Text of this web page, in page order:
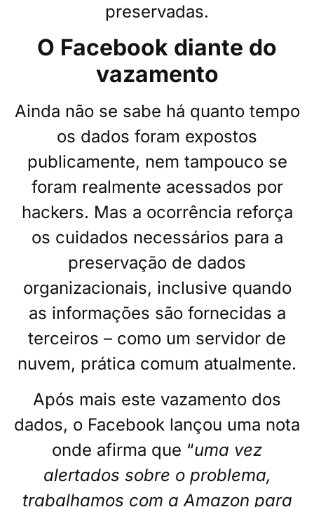
preservadas.
O Facebook diante do
vazamento
Ainda não se sabe há quanto tempo
os dados foram expostos
publicamente, nem tampouco se
foram realmente acessados por
hackers. Mas a ocorrência reforça
os cuidados necessários para a
preservação de dados
organizacionais, inclusive quando
as informações são fornecidas a
terceiros – como um servidor de
nuvem, prática comum atualmente.
Após mais este vazamento dos
dados, o Facebook lançou uma nota
onde afirma que “uma vez
alertados sobre o problema,
trabalhamos com a Amazon para